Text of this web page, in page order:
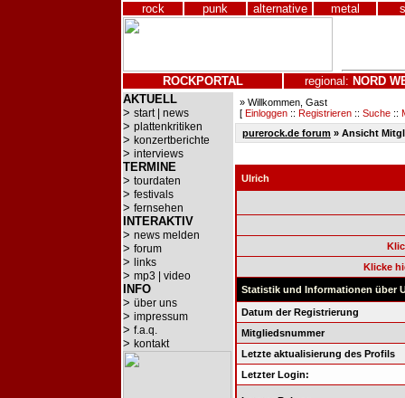
rock punk alternative metal
ROCKPORTAL regional: NORD
AKTUELL
> start | news
> plattenkritiken
> konzertberichte
> interviews
TERMINE
> tourdaten
> festivals
> fernsehen
INTERAKTIV
> news melden
> forum
> links
> mp3 | video
INFO
> über uns
> impressum
> f.a.q.
> kontakt
» Willkommen, Gast
[ Einloggen :: Registrieren :: Suche ::
purerock.de forum » Ansicht
Ulrich
Klicke
Statistik und Informationen über
Datum der Registrierung
Mitgliedsnummer
Letzte aktualisierung des Profils
Letzter Login: